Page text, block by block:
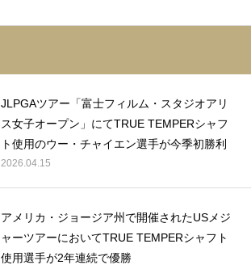
JLPGAツアー「富士フィルム・スタジオアリ
ス女子オープン」にてTRUE TEMPERシャフ
ト使用のウー・チャイエン選手が今季初勝利
2026.04.15
アメリカ・ジョージア州で開催されたUSメジ
ャーツアーにおいてTRUE TEMPERシャフト
使用選手が2年連続で優勝